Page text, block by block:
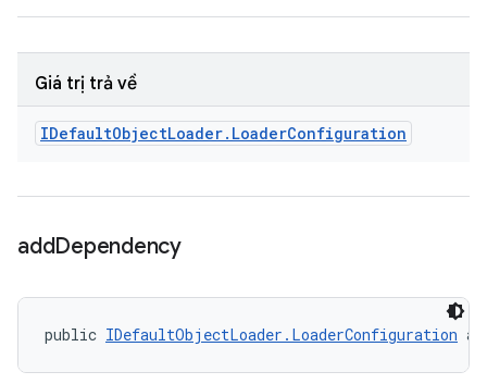
Giá trị trả về
IDefaultObjectLoader. LoaderConfiguration
addDependency
public IDefaultObjectLoader.LoaderConfiguration